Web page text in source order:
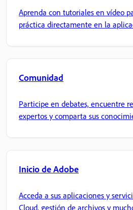
Aprenda con tutoriales en vídeo
práctica directamente en la
Comunidad
Participe en debates, encuentre
expertos y comparta sus
Inicio de Adobe
Acceda a sus aplicaciones y
Cloud, gestión de archivos y